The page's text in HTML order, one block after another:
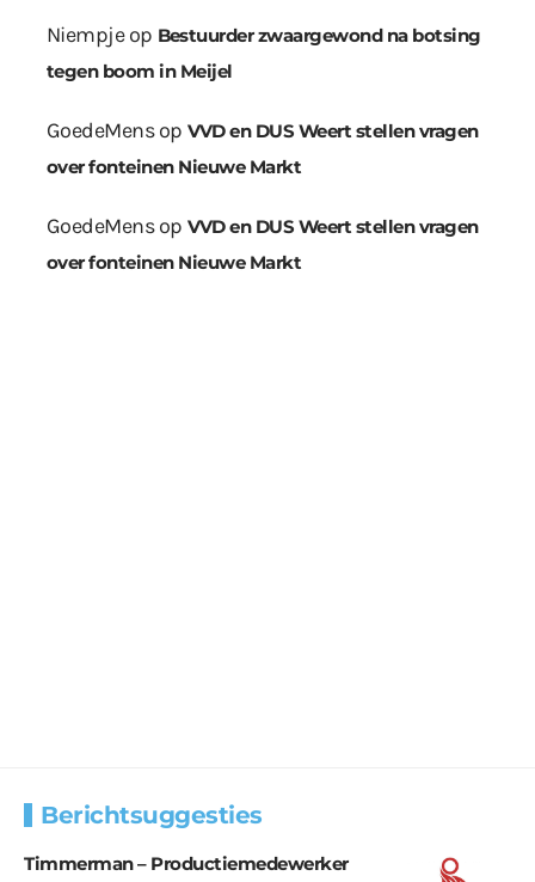
Niempjeop Bestuurder zwaargewond na botsing
tegen boom in Meijel
GoedeMensop VVD en DUS Weert stellen vragen
over fonteinen Nieuwe Markt
GoedeMensop VVD en DUS Weert stellen vragen
over fonteinen Nieuwe Markt
Berichtsuggesties
Timmerman – Productiemedewerker